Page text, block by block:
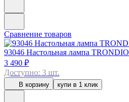
Сравнение товаров
93046 Настольная лампа TRONDIO
3 490 ₽
Доступно: 3 шт.
В корзину купи в 1 клик